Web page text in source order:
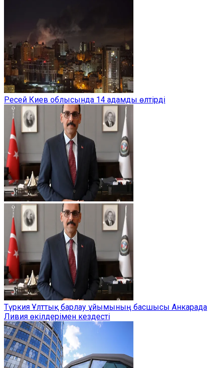
Ресей Киев облысында 14 адамды өлтірді
Түркия Ұлттық барлау ұйымының басшысы Анкарада
Ливия өкілдерімен кездесті